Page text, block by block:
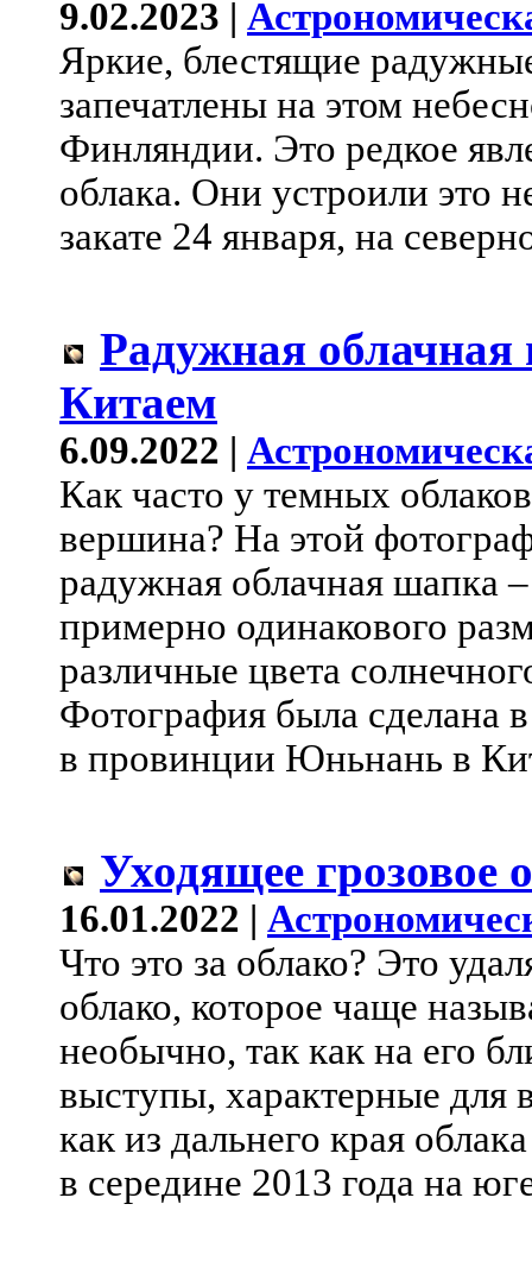
9.02.2023 |
Яркие, блестящие
запечатлены на этом
Финляндии. Это редкое
облака. Они устроили это
закате 24 января, на
Радужная
Китаем
6.09.2022 |
Как часто у темных
вершина? На этой
радужная облачная шапка
примерно одинакового
различные цвета
Фотография была сделана
в провинции Юньнань в
Уходящее грозовое
16.01.2022 |
Что это за облако? Это
облако, которое чаще
необычно, так как на его
выступы, характерные для
как из дальнего края
в середине 2013 года на